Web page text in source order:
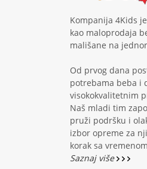
Kompanija 4Kids
kao maloprodaja
mališane na
Od prvog dana
potrebama beba i
visokokvalitetnim
Naš mladi tim
pruži podršku i
izbor opreme za
korak sa
Saznaj više